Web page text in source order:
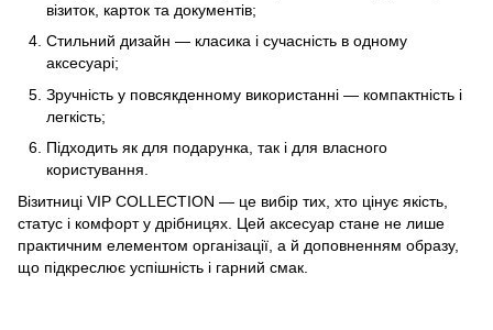
візиток, карток та документів;
Стильний дизайн — класика і сучасність в одному
аксесуарі;
Зручність у повсякденному використанні — компактність і
легкість;
Підходить як для подарунка, так і для власного
користування.
Візитниці VIP COLLECTION — це вибір тих, хто цінує якість,
статус і комфорт у дрібницях. Цей аксесуар стане не лише
практичним елементом організації, а й доповненням образу,
що підкреслює успішність і гарний смак.